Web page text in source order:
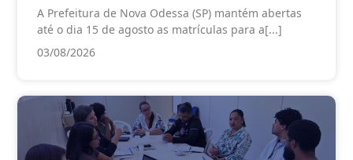
A Prefeitura de Nova Odessa (SP) mantém abertas
até o dia 15 de agosto as matrículas para a[...]
03/08/2026